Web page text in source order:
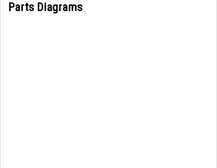
Parts Diagrams